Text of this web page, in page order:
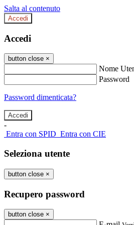
Salta al contenuto
Accedi
Accedi
button close ×
Nome
Password
Password dimenticata?
-
Entra con SPID Entra con CIE
Seleziona utente
button close ×
Recupero password
button close ×